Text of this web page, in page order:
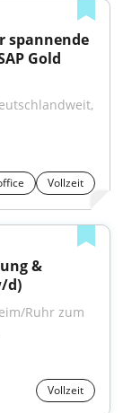
spannende
Gold
Vollzeit
&
d)
Ruhr zum
Vollzeit